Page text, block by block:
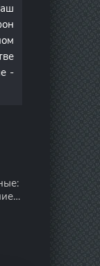
-
1